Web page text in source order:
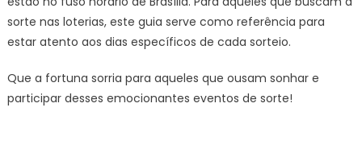
sorte nas loterias, este guia serve como referência para
estar atento aos dias específicos de cada sorteio.
Que a fortuna sorria para aqueles que ousam sonhar e
participar desses emocionantes eventos de sorte!